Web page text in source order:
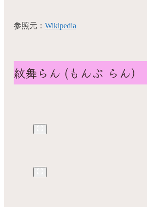
参照元： Wikipedia
紋舞らん (もんぶ らん